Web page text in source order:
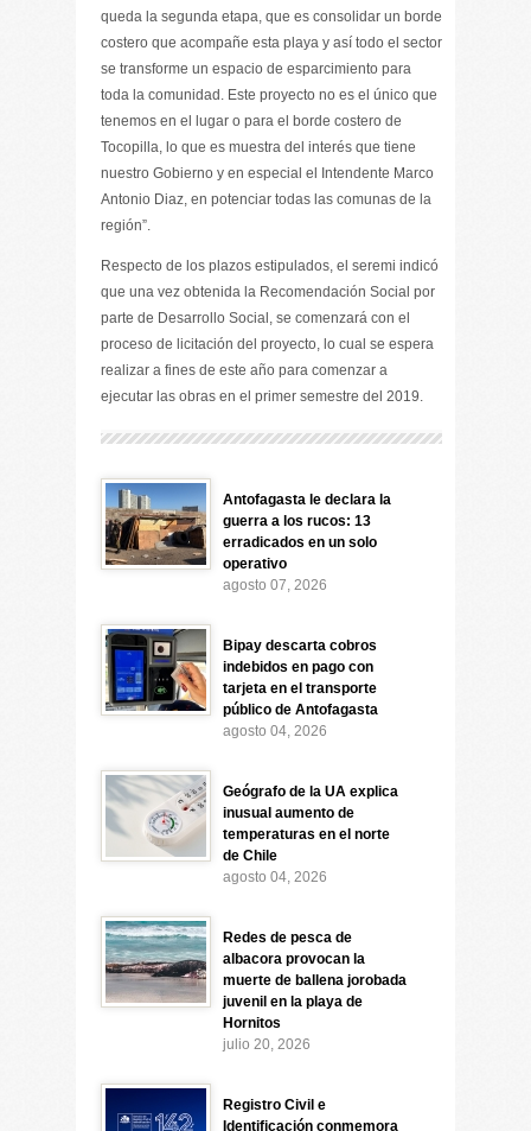
queda la segunda etapa, que es consolidar un borde
costero que acompañe esta playa y así todo el sector
se transforme un espacio de esparcimiento para
toda la comunidad. Este proyecto no es el único que
tenemos en el lugar o para el borde costero de
Tocopilla, lo que es muestra del interés que tiene
nuestro Gobierno y en especial el Intendente Marco
Antonio Diaz, en potenciar todas las comunas de la
región”.
Respecto de los plazos estipulados, el seremi indicó
que una vez obtenida la Recomendación Social por
parte de Desarrollo Social, se comenzará con el
proceso de licitación del proyecto, lo cual se espera
realizar a fines de este año para comenzar a
ejecutar las obras en el primer semestre del 2019.
Antofagasta le declara la
guerra a los rucos: 13
erradicados en un solo
operativo
agosto 07, 2026
Bipay descarta cobros
indebidos en pago con
tarjeta en el transporte
público de Antofagasta
agosto 04, 2026
Geógrafo de la UA explica
inusual aumento de
temperaturas en el norte
de Chile
agosto 04, 2026
Redes de pesca de
albacora provocan la
muerte de ballena jorobada
juvenil en la playa de
Hornitos
julio 20, 2026
Registro Civil e
Identificación conmemora